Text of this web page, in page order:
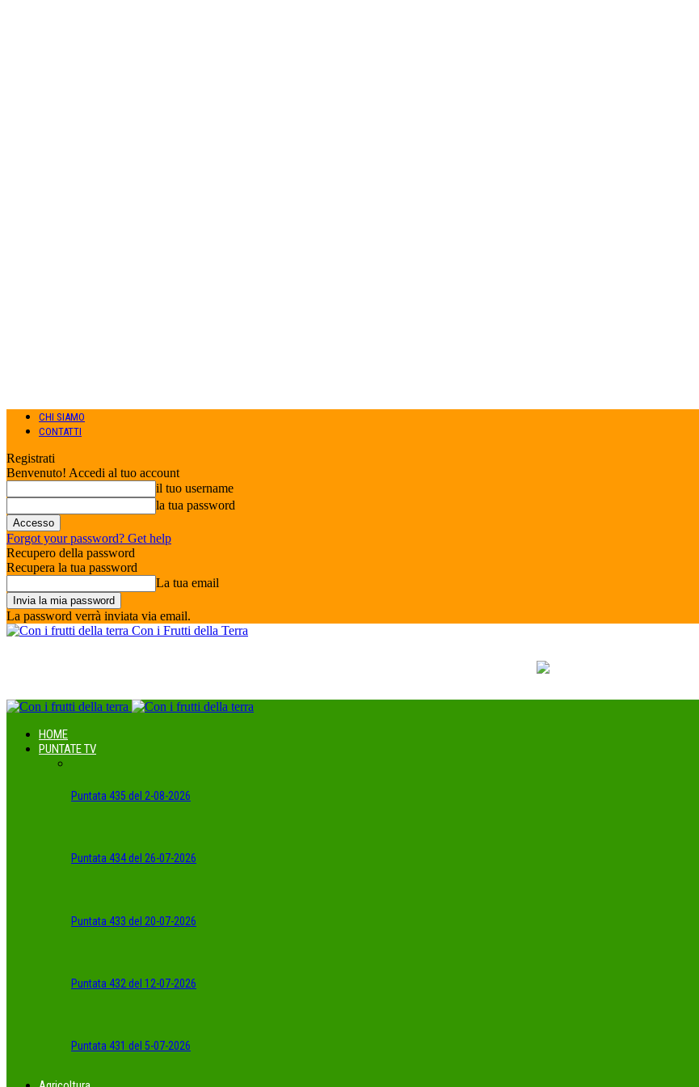
CHI SIAMO
CONTATTI
Registrati
Benvenuto! Accedi al tuo account
il tuo username
la tua password
Forgot your password? Get help
Recupero della password
Recupera la tua password
La tua email
La password verrà inviata via email.
Con i Frutti della Terra
HOME
PUNTATE TV
Puntata 435 del 2-08-2026
Puntata 434 del 26-07-2026
Puntata 433 del 20-07-2026
Puntata 432 del 12-07-2026
Puntata 431 del 5-07-2026